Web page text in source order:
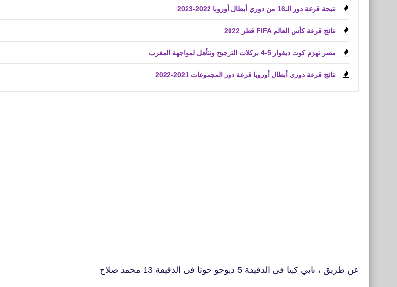
نتيجة قرعة دور الـ16 من دوري أبطال أوروبا 2022-2023
نتائج قرعة كأس العالم FIFA قطر 2022
مصر تهزم كوت ديفوار 5-4 بركلات الترجيح وتتأهل لمواجهة المغرب
نتائج قرعة دوري أبطال أوروبا قرعة دور المجموعات 2021-2022
عن طريق ، نابي كيتا فى الدقيقة 5 ديوجو جوتا فى الدقيقة 13 محمد صلاح